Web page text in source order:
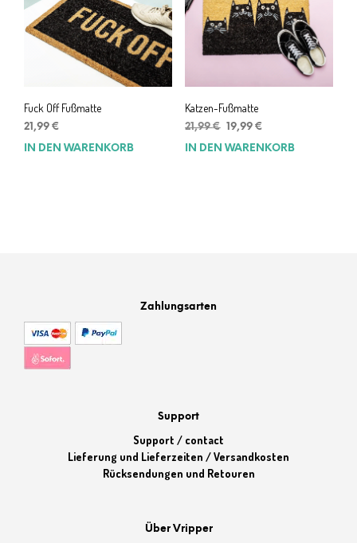
Fuck Off Fußmatte
21,99 €
IN DEN WARENKORB
Katzen-Fußmatte
21,99€ Ursprünglicher
Preis
19,99 €Aktueller
Preis
IN DEN WARENKORB
Zahlungsarten
Support
Support / contact
Lieferung und Lieferzeiten / Versandkosten
Rücksendungen und Retouren
Über Vripper